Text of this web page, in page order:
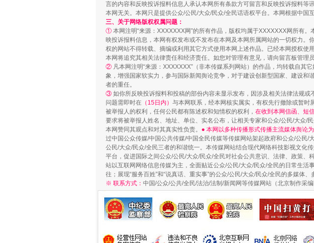
站台名比不上好声名
漫山遍野的桃花与雪山、麦地、白藏房 除
言的内容和反映投诉报料信息人承认本网所有条款方可留言和反映投诉报料
本网无关。本网只是提供公众/公民/大众/民众/全民话语权平台。本网根据中国
三、关于网络版权权属问题：
① 本网注明“来源：XXXXXXX网”的所有作品，版权均属于XXXXXXX网所有
映投诉报料信息，本网有权发布或不发布在本网及本网所属网站的一切权力
权的网站不得转载、摘编或利用其它方式使用本网上述作品。已经本网授权使
本网将追究其相关法律责任和经济责任。如您对管理有意见，请向留言板管理
② 凡本网注明“来源：XXXXXXX”（非本传媒系列网站）的作品，均转载自
象，增强国家软实力，参与国际新闻舆论竞争，对于建设创新型国家、建设
者的重任。
③ 如你所反映投诉报料和投稿的部份内容未显示发布，因涉及相关法律法规
问题需即时在 （15日内） 与本网联系，经本网核实属实，有权先行撤除或暂
被举报人的权利，任何公民都有陈述权和知情权的权利， 在收到本网信函、短
要求将被举报人姓名、地址、单位、实名公布，让相关专家和公众/公民/大众/
本网赞同其观点和对其真实性负责。 ● 本网以多种传播形式传播主流媒体舆论
过中国公众传媒/中国公共传媒/中国全民传媒等传媒网站架起政府和公众/公民
公民/大众/民众/全民三者的和谐统一。本传媒网站结合现代网络科技影视文化
平台，促进国际之间公众/公民/大众/民众/全民对社会公共意识、法律、政策
站以互联网网络信息传媒为主，全面贴近公众/公民/大众/民众/全民的日常生
往；展现“服务百姓”和“说真话、重实事”的公众/公民/大众/民众/全民的多媒体、
※ 联系方式： 中国/公众/公共/全民/法治/法制/新闻网等传媒网站（北京制作采编